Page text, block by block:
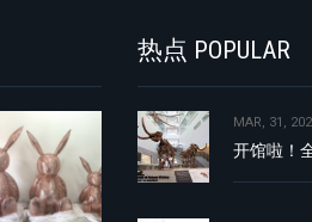
热点 POPULAR
MAR, 31,
开馆啦！